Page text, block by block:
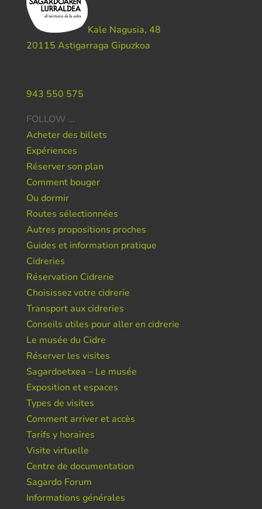
Kale Nagusia, 48
20115 Astigarraga Gipuzkoa
943 550 575
FOLLOW …
Acheter des billets
Expériences
Réserver son plan
Comment bouger
Ou dormir
Routes sélectionnées
Autres propositions proches
Guides et information pratique
Cidreries
Réservation Cidrerie
Choisissez votre cidrerie
Transport aux cidreries
Conseils utiles pour aller en cidrerie
Le musée du Cidre
Réserver les visites
Sagardoetxea – Le musée
Exposition et espaces
Types de visites
Comment arriver et accès
Tarifs y horaires
Visite virtuelle
Centre de documentation
Sagardo Forum
Informations générales